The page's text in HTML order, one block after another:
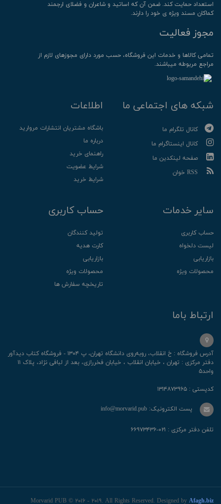
استعداد حمایت کند. ضمن آن که اساتید و شاعران و فضلای ارجمند
کماکان مسند ویژه ی خود را دارند.
مجوز فعالیت
تمامی كالاها و خدمات این فروشگاه، حسب مورد دارای مجوزهای لازم از
مراجع مربوطه میباشند.
شبکه های اجتماعی ما
کانال تلگرام ما
کانال اینستاگرام ما
صفحه لینکدین ما
RSS خوان
اطلاعات
باشگاه مشتریان انتشارات مروارید
درباره ما
راهنمای خرید
شرایط عضویت
شرایط خرید
سایر خدمات
حساب کاربری
لیست دلخواه
بازاریابی
محصولات ویژه
حساب کاربری
تولید کنندگان
کارت هدیه
بازاریابی
محصولات ویژه
تاریخچه سفارش ها
ارتباط باما
آدرس فروشگاه : خ انقلاب، رو‌به‌روی دانشگاه تهران، پ ۱۳۰۴ - فروشگاه کتاب دیدآور
دفتر مرکزی : تهران ، خیابان انقلاب ، خیابان فخررازی، بعد از لبافی نژاد، پلاک ۱۱
واحد۵
کدپستی : ۱۳۱۴۸۷۳۹۶۵
پست الکترونیک: info@morvarid.pub
تلفن دفتر مرکزی : ۰۲۱-۶۶۹۷۳۴۳۶
Morvarid PUB © ۲۰۱۶ - ۲۰۱۹. All Rights Reserved. Designed by Afagh.biz